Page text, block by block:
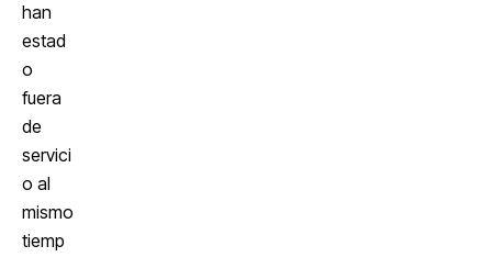
han
estad
o
fuera
de
servici
o al
mismo
tiemp